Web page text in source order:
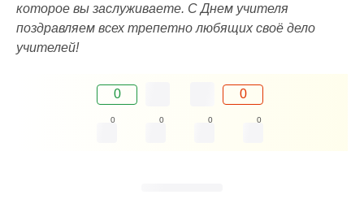
которое вы заслуживаете. С Днем учителя
поздравляем всех трепетно любящих своё дело
учителей!
0 0
0 0 0 0